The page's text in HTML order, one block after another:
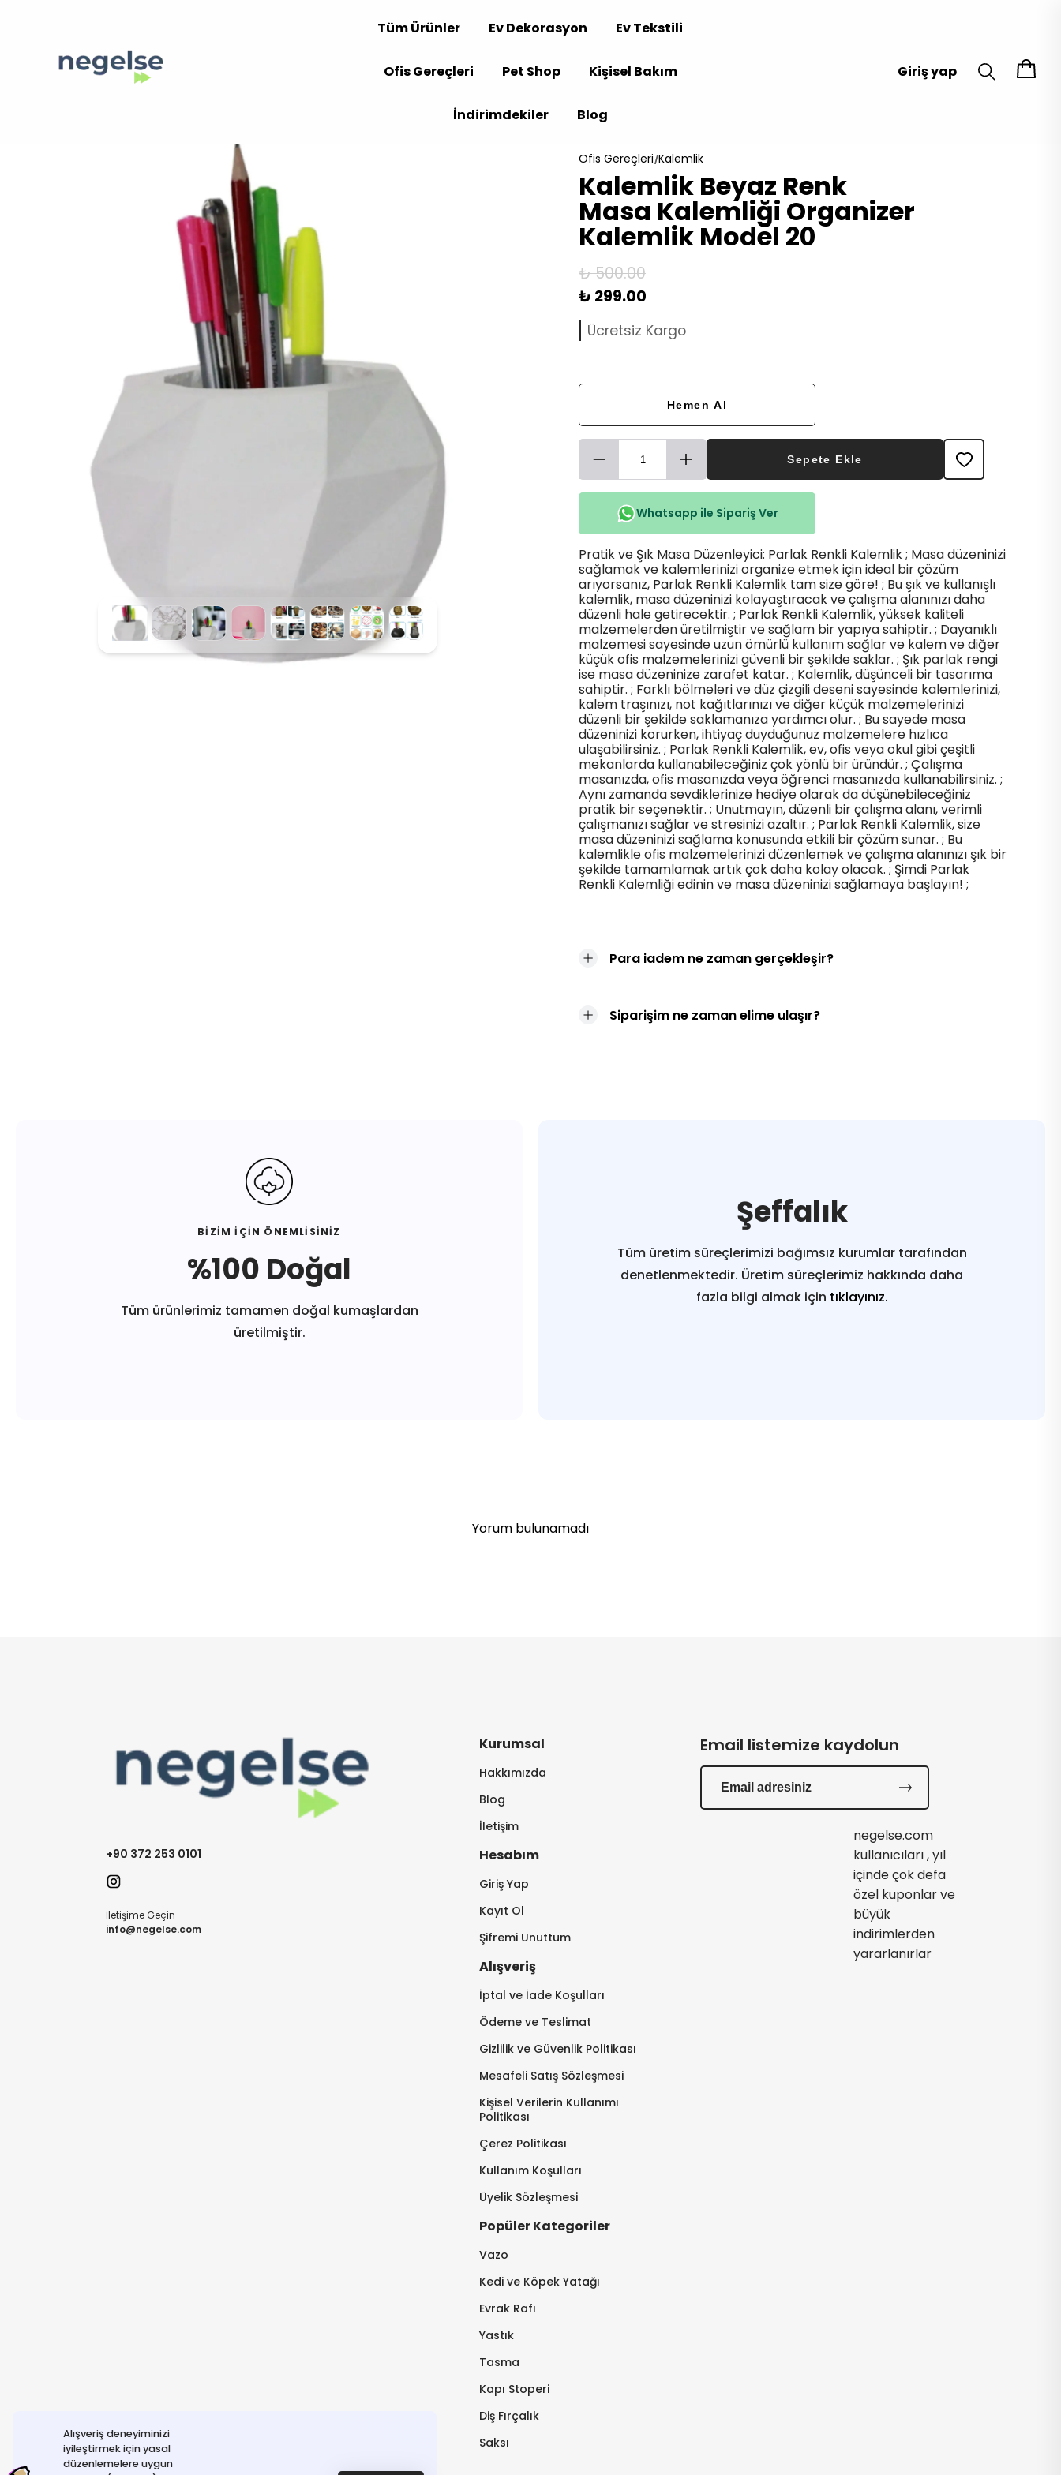
Tüm Ürünler Ev Dekorasyon Ev Tekstili
Ofis Gereçleri Pet Shop Kişisel Bakım
İndirimdekiler Blog
Giriş yap
Alışveriş deneyiminizi
iyileştirmek için yasal
düzenlemelere uygun
Ofis Gereçleri Kalemlik
Kalemlik Beyaz Renk
Masa Kalemliği Organizer
Kalemlik Model 20
₺ 500.00
₺ 299.00
Ücretsiz Kargo
Hemen Al
Sepete Ekle
Whatsapp ile Sipariş Ver
Pratik ve Şık Masa Düzenleyici: Parlak Renkli Kalemlik ; Masa düzeninizi
sağlamak ve kalemlerinizi organize etmek için ideal bir çözüm
arıyorsanız, Parlak Renkli Kalemlik tam size göre! ; Bu şık ve kullanışlı
kalemlik, masa düzeninizi kolayaştıracak ve çalışma alanınızı daha
düzenli hale getirecektir. ; Parlak Renkli Kalemlik, yüksek kaliteli
malzemelerden üretilmiştir ve sağlam bir yapıya sahiptir. ; Dayanıklı
malzemesi sayesinde uzun ömürlü kullanım sağlar ve kalem ve diğer
küçük ofis malzemelerinizi güvenli bir şekilde saklar. ; Şık parlak rengi
ise masa düzeninize zarafet katar. ; Kalemlik, düşünceli bir tasarıma
sahiptir. ; Farklı bölmeleri ve düz çizgili deseni sayesinde kalemlerinizi,
kalem traşınızı, not kağıtlarınızı ve diğer küçük malzemelerinizi
düzenli bir şekilde saklamanıza yardımcı olur. ; Bu sayede masa
düzeninizi korurken, ihtiyaç duyduğunuz malzemelere hızlıca
ulaşabilirsiniz. ; Parlak Renkli Kalemlik, ev, ofis veya okul gibi çeşitli
mekanlarda kullanabileceğiniz çok yönlü bir üründür. ; Çalışma
masanızda, ofis masanızda veya öğrenci masanızda kullanabilirsiniz. ;
Aynı zamanda sevdiklerinize hediye olarak da düşünebileceğiniz
pratik bir seçenektir. ; Unutmayın, düzenli bir çalışma alanı, verimli
çalışmanızı sağlar ve stresinizi azaltır. ; Parlak Renkli Kalemlik, size
masa düzeninizi sağlama konusunda etkili bir çözüm sunar. ; Bu
kalemlikle ofis malzemelerinizi düzenlemek ve çalışma alanınızı şık bir
şekilde tamamlamak artık çok daha kolay olacak. ; Şimdi Parlak
Renkli Kalemliği edinin ve masa düzeninizi sağlamaya başlayın! ;
Para iadem ne zaman gerçekleşir?
Siparişim ne zaman elime ulaşır?
BİZİM İÇİN ÖNEMLİSİNİZ
%100 Doğal
Tüm ürünlerimiz tamamen doğal kumaşlardan
üretilmiştir.
Şeffalık
Tüm üretim süreçlerimizi bağımsız kurumlar tarafından
denetlenmektedir. Üretim süreçlerimiz hakkında daha
fazla bilgi almak için tıklayınız.
Yorum bulunamadı
+90 372 253 0101
İletişime Geçin
info@negelse.com
Kurumsal
Hakkımızda
Blog
İletişim
Hesabım
Giriş Yap
Kayıt Ol
Şifremi Unuttum
Alışveriş
İptal ve İade Koşulları
Ödeme ve Teslimat
Gizlilik ve Güvenlik Politikası
Mesafeli Satış Sözleşmesi
Kişisel Verilerin Kullanımı
Politikası
Çerez Politikası
Kullanım Koşulları
Üyelik Sözleşmesi
Popüler Kategoriler
Vazo
Kedi ve Köpek Yatağı
Evrak Rafı
Yastık
Tasma
Kapı Stoperi
Diş Fırçalık
Saksı
Email listemize kaydolun
negelse.com
kullanıcıları , yıl
içinde çok defa
özel kuponlar ve
büyük
indirimlerden
yararlanırlar